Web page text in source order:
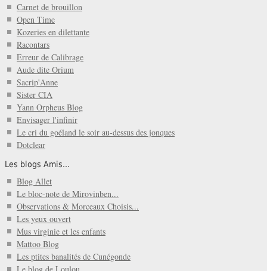
Carnet de brouillon
Open Time
Kozeries en dilettante
Racontars
Erreur de Calibrage
Aude dite Orium
Sacrip'Anne
Sister CIA
Yann Orpheus Blog
Envisager l'infinir
Le cri du goéland le soir au-dessus des jonques
Dotclear
Les blogs Amis...
Blog Allet
Le bloc-note de Mirovinben...
Observations & Morceaux Choisis...
Les yeux ouvert
Mus virginie et les enfants
Mattoo Blog
Les ptites banalités de Cunégonde